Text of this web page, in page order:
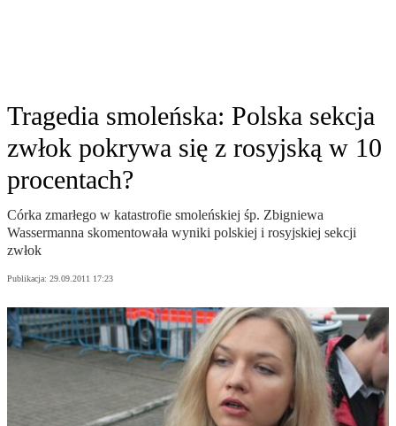
Tragedia smoleńska: Polska sekcja
zwłok pokrywa się z rosyjską w 10
procentach?
Córka zmarłego w katastrofie smoleńskiej śp. Zbigniewa
Wassermanna skomentowała wyniki polskiej i rosyjskiej sekcji
zwłok
Publikacja: 29.09.2011 17:23